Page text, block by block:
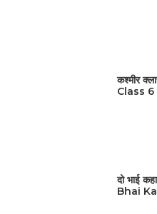
कश्मीर
Class
दो भाई
Bhai